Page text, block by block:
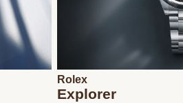
Rolex
Explorer